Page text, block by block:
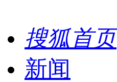
搜狐首页
新闻